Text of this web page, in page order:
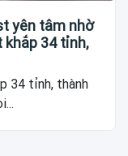
yên tâm nhờ
34 tỉnh,
34 tỉnh, thành